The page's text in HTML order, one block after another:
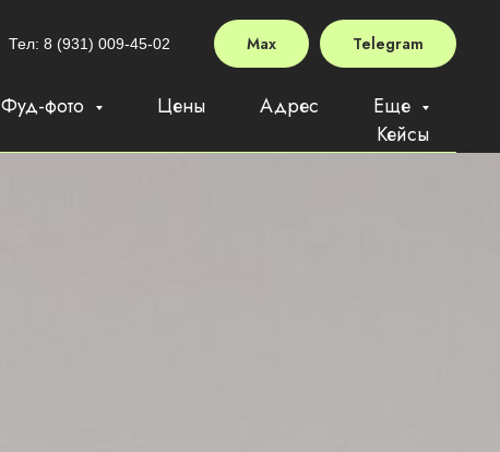
Тел: 8 (931) 009-45-02 Max Telegram
Фуд-фото Цены Адрес
Еще
Кейсы